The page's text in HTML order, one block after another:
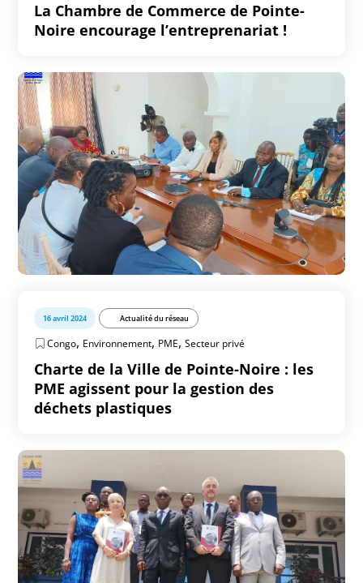
La Chambre de Commerce de Pointe-
Noire encourage l’entreprenariat !
16 avril 2024 Actualité du réseau
Congo, Environnement, PME,Secteur privé
Charte de la Ville de Pointe-Noire : les
PME agissent pour la gestion des
déchets plastiques